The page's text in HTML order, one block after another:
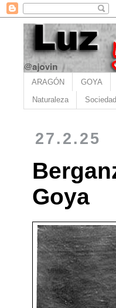
ARAGÓN GOYA
Naturaleza Sociedad
27.2.25
Goya